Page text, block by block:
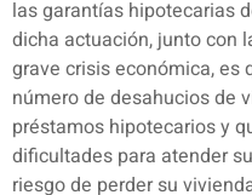
las garantías hipotecarias
dicha actuación, junto con
grave crisis económica, es
número de desahucios de
préstamos hipotecarios y
dificultades para atender
riesgo de perder su